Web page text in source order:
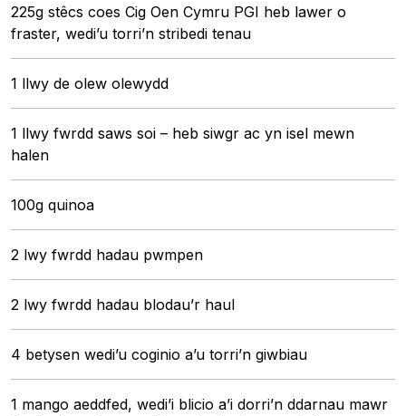
225g stêcs coes Cig Oen Cymru PGI heb lawer o
fraster, wedi’u torri’n stribedi tenau
1 llwy de olew olewydd
1 llwy fwrdd saws soi – heb siwgr ac yn isel mewn
halen
100g quinoa
2 lwy fwrdd hadau pwmpen
2 lwy fwrdd hadau blodau’r haul
4 betysen wedi’u coginio a’u torri’n giwbiau
1 mango aeddfed, wedi’i blicio a’i dorri’n ddarnau mawr